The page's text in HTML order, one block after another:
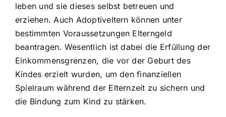
leben und sie dieses selbst betreuen und
erziehen. Auch Adoptiveltern können unter
bestimmten Voraussetzungen Elterngeld
beantragen. Wesentlich ist dabei die Erfüllung der
Einkommensgrenzen, die vor der Geburt des
Kindes erzielt wurden, um den finanziellen
Spielraum während der Elternzeit zu sichern und
die Bindung zum Kind zu stärken.